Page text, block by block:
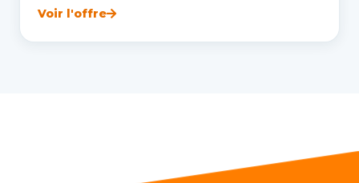
Voir l'offre